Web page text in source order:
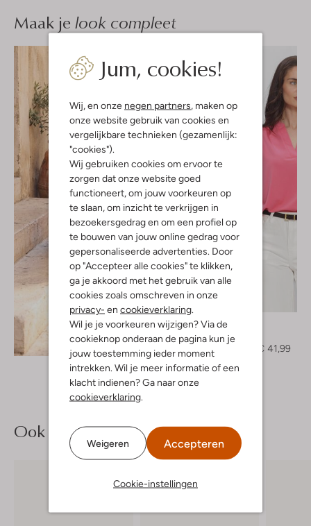
Jum, cookies!
Wij, en onze negen partners, maken op
onze website gebruik van cookies en
vergelijkbare technieken (gezamenlijk:
"cookies").
Wij gebruiken cookies om ervoor te
zorgen dat onze website goed
functioneert, om jouw voorkeuren op
te slaan, om inzicht te verkrijgen in
bezoekersgedrag en om een profiel op
te bouwen van jouw online gedrag voor
gepersonaliseerde advertenties. Door
op "Accepteer alle cookies" te klikken,
ga je akkoord met het gebruik van alle
cookies zoals omschreven in onze
privacy- en cookieverklaring.
Wil je je voorkeuren wijzigen? Via de
cookieknop onderaan de pagina kun je
jouw toestemming ieder moment
intrekken. Wil je meer informatie of een
klacht indienen? Ga naar onze
cookieverklaring.
Weigeren Accepteren
Cookie-instellingen
Maak je look compleet
Ontdek de look
Minus
Top
€ 41,99
Ook iets voor jou?